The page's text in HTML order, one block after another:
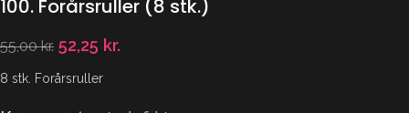
100. Forårsruller (8 stk.)
55,00kr. 52,25 kr.
8 stk. Forårsruller